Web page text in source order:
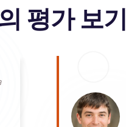
평가 보기